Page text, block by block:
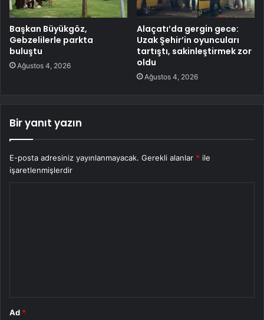
Başkan Büyükgöz,
Gebzelilerle parkta
buluştu
Ağustos 4, 2026
Alaçatı’da gergin gece:
Uzak Şehir’in oyuncuları
tartıştı, sakinleştirmek zor
oldu
Ağustos 4, 2026
Bir yanıt yazın
E-posta adresiniz yayınlanmayacak. Gerekli alanlar * ile
işaretlenmişlerdir
Ad *